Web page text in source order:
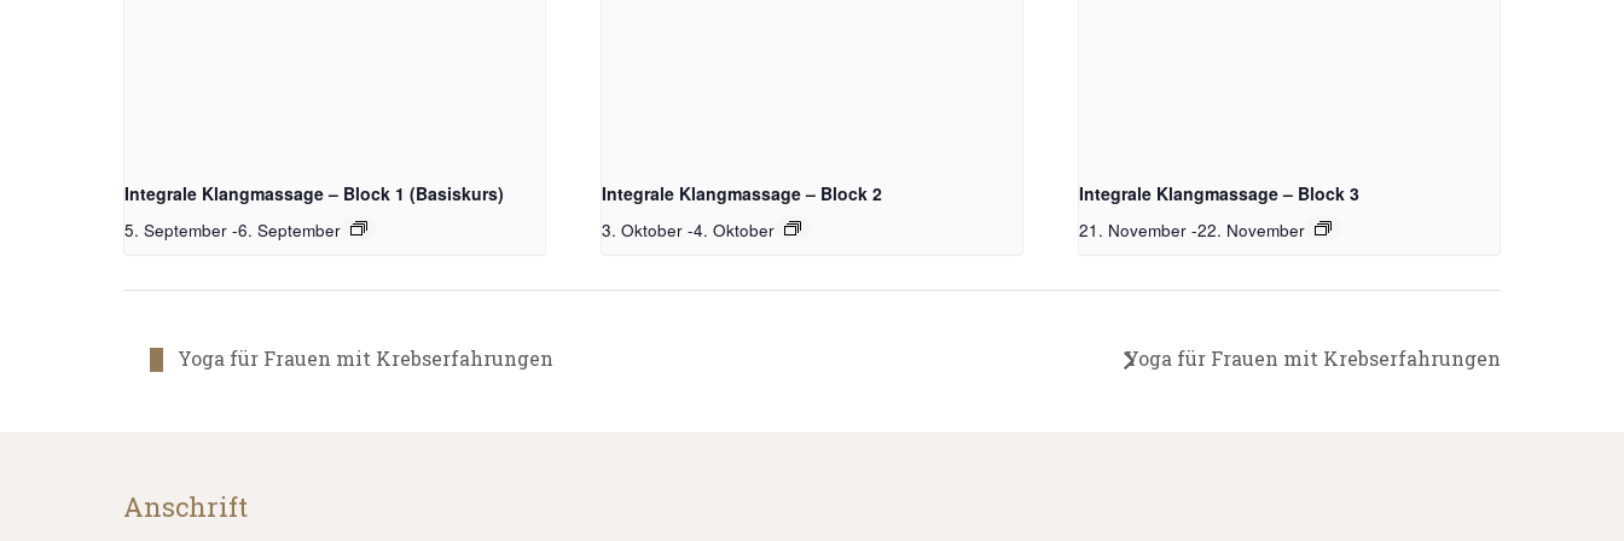
Integrale Klangmassage – Block 1 (Basiskurs)
5. September -6. September
Integrale Klangmassage – Block 2
3. Oktober -4. Oktober
Integrale Klangmassage – Block 3
21. November -22. November
Yoga für Frauen mit Krebserfahrungen Yoga für Frauen mit Krebserfahrungen
Anschrift